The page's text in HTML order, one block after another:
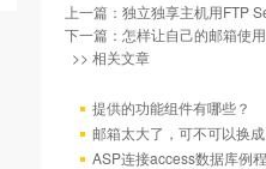
上一篇： 独立独享主机用FTP
下一篇： 怎样让自己的邮箱使
>> 相关文章
提供的功能组件有哪些？
邮箱太大了，可不可以换
ASP连接access数据库例程